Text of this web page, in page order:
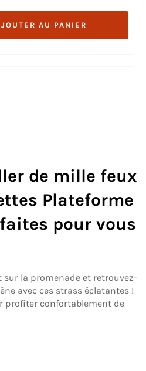
AU PANIER
de mille feux
Plateforme
pour vous
sur la promenade et retrouvez-
avec ces strass éclatantes !
profiter confortablement de